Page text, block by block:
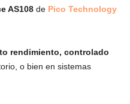
AS108 de Pico Technology
rendimiento, controlado
o bien en sistemas